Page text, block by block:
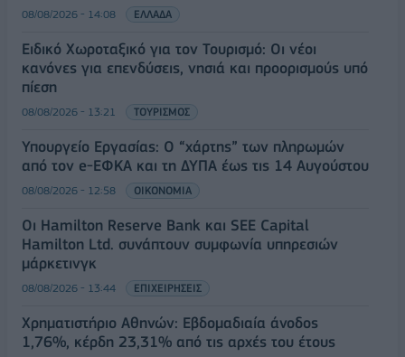
08/08/2026 - 14:08 ΕΛΛΑΔΑ
Ειδικό Χωροταξικό για τον Τουρισμό: Οι νέοι
κανόνες για επενδύσεις, νησιά και προορισμούς υπό
πίεση
08/08/2026 - 13:21 ΤΟΥΡΙΣΜΟΣ
Υπουργείο Εργασίας: Ο “χάρτης” των πληρωμών
από τον e-ΕΦΚΑ και τη ΔΥΠΑ έως τις 14 Αυγούστου
08/08/2026 - 12:58 ΟΙΚΟΝΟΜΙΑ
Οι Hamilton Reserve Bank και SEE Capital
Hamilton Ltd. συνάπτουν συμφωνία υπηρεσιών
μάρκετινγκ
08/08/2026 - 13:44 ΕΠΙΧΕΙΡΗΣΕΙΣ
Χρηματιστήριο Αθηνών: Εβδομαδιαία άνοδος
1,76%, κέρδη 23,31% από τις αρχές του έτους